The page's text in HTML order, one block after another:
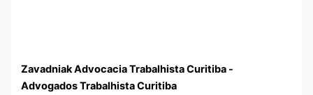
Zavadniak Advocacia Trabalhista Curitiba -
Advogados Trabalhista Curitiba